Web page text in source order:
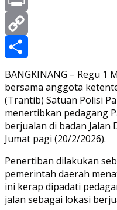
Print
Copy
Link
Share
BANGKINANG – Regu 1
bersama anggota
(Trantib) Satuan Polisi
menertibkan pedagang
berjualan di badan Jalan
Jumat pagi (20/2/2026).
Penertiban dilakukan
pemerintah daerah
ini kerap dipadati
jalan sebagai lokasi